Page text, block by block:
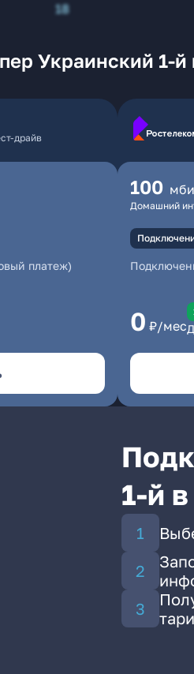
18
Украинский 1-й
драйв
платеж)
100
Домашний
0 ₽/мес
1-й